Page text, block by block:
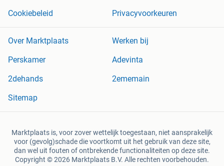
Cookiebeleid
Privacyvoorkeuren
Over Marktplaats
Werken bij
Perskamer
Adevinta
2dehands
2ememain
Sitemap
Marktplaats is, voor zover wettelijk toegestaan, niet aansprakelijk
voor (gevolg)schade die voortkomt uit het gebruik van deze site,
dan wel uit fouten of ontbrekende functionaliteiten op deze site.
Copyright © 2026 Marktplaats B.V. Alle rechten voorbehouden.